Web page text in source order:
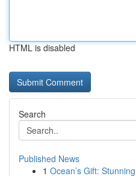
HTML is disabled
Search
Published News
1 Ocean’s Gift: